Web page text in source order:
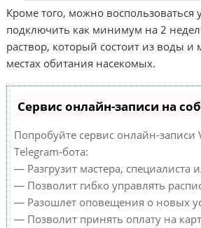
Кроме того, можно
подключить как минимум на 2
раствор, который состоит из воды
местах обитания насекомых.
Сервис онлайн-записи на
Попробуйте сервис онлайн-записи
Telegram-бота:
— Разгрузит мастера, специалиста
— Позволит гибко управлять
— Разошлет оповещения о новых
— Позволит принять оплату на